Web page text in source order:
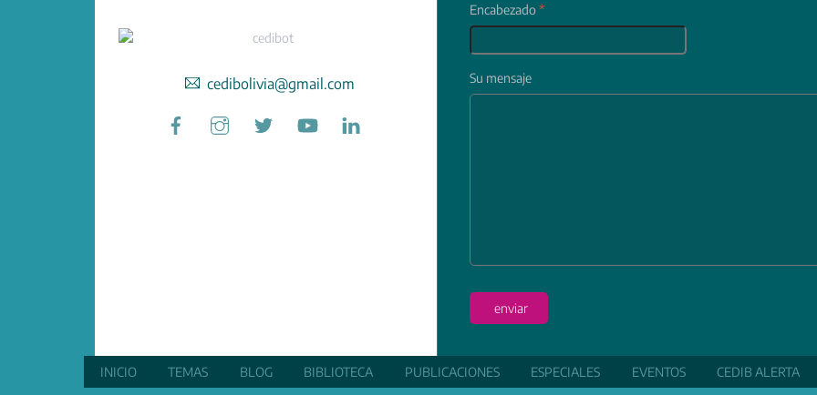
cedibolivia@gmail.com
Facebook
Encabezado *
Su mensaje
enviar
INICIO TEMAS BLOG BIBLIOTECA PUBLICACIONES ESPECIALES EVENTOS CEDIB ALERTA